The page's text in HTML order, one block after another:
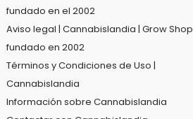
fundado en el 2002
Aviso legal | Cannabislandia | Grow Shop
fundado en 2002
Términos y Condiciones de Uso |
Cannabislandia
Información sobre Cannabislandia